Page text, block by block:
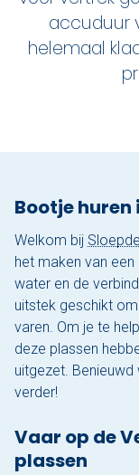
XL Lounge
Contact
Nu
accuduur
helemaal
Bootje huren
Welkom bij
het maken van
water en de
uitstek geschikt
varen. Om je te
deze plassen
uitgezet.
verder!
Vaar op de
plassen